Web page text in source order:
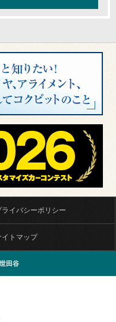
ライバシーポリシー
イトマップ
田谷